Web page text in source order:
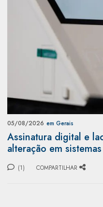
05/08/2026 em Gerais
Assinatura digital e
alteração em
(1) COMPARTILHAR